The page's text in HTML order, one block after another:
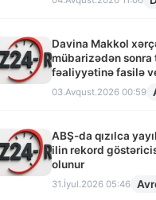
Davina Makkol
mübarizədən
fəaliyyətinə fasilə
03.Avqust.2026 00:59
ABŞ-da qızılca
ilin rekord
olunur
31.İyul.2026 05:46